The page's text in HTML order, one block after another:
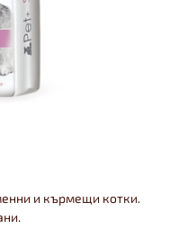
и кърмещи котки.